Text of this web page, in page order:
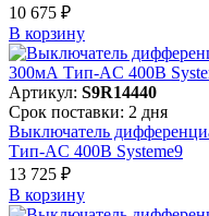
10 675 ₽
В корзинy
Артикул: S9R14440
Срок поставки: 2 дня
Выключатель
Тип-AC 400В Systeme9
13 725 ₽
В корзинy